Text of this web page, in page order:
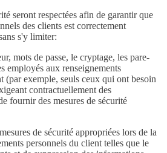
seront respectées afin de garantir que
des clients est correctement
s'y limiter:
mots de passe, le cryptage, les pare-
employés aux renseignements
(par exemple, seuls ceux qui ont besoin
contractuellement des
fournir des mesures de sécurité
de sécurité appropriées lors de la
personnels du client telles que le